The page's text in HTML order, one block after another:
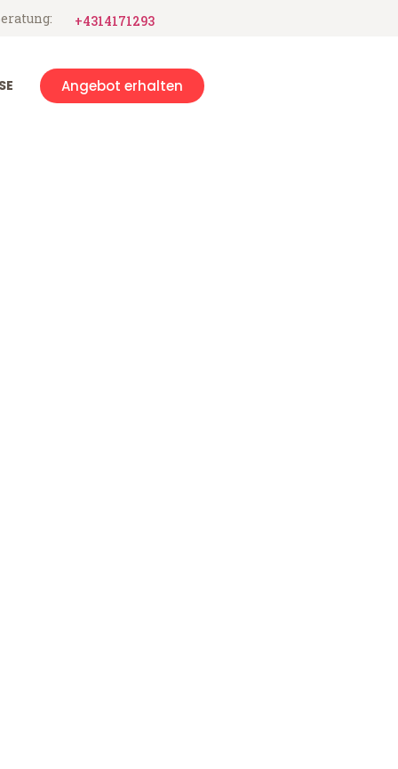
+4314171293
Angebot erhalten